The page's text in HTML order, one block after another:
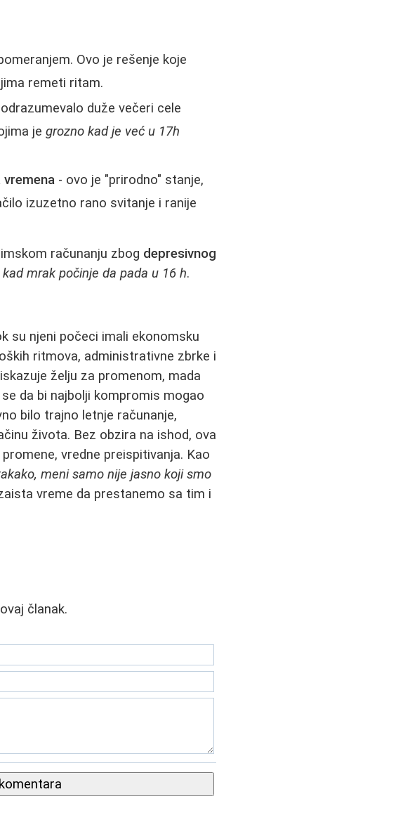
Ovo je rešenje koje
remeti ritam.
duže večeri cele
jegrozno kad je već u 17h
- ovo je "prirodno" stanje,
izuzetno rano svitanje i ranije
računanju zbog depresivnog
mrak počinje da pada u 16 h.
su njeni počeci imali ekonomsku
ritmova, administrativne zbrke i
želju za promenom, mada
da bi najbolji kompromis mogao
bilo trajno letnje računanje,
života. Bez obzira na ishod, ova
vredne preispitivanja. Kao
meni samo nije jasno koji smo
vreme da prestanemo sa tim i
članak.